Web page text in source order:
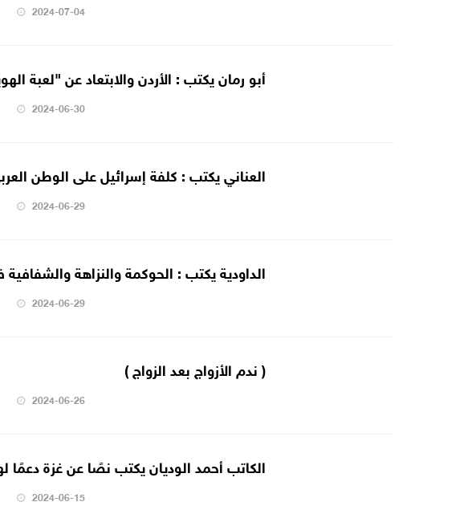
2024-07-04
أبو رمان يكتب : الأردن والابتعاد عن "لعبة
2024-06-30
العناني يكتب : كلفة إسرائيل على الوطن
2024-06-29
الداودية يكتب : الحوكمة والنزاهة والشفافية
2024-06-29
( ندم الأزواج بعد الزواج )
2024-06-26
الكاتب أحمد الوديان يكتب نصًا عن غزة دعمًا
2024-06-15